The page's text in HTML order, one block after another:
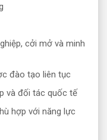
cởi mở và minh
đào tạo liên tục
và đối tác quốc tế
hợp với năng lực